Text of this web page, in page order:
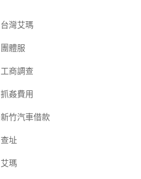
台灣艾瑪
團體服
工商調查
抓姦費用
新竹汽車借款
查址
艾瑪